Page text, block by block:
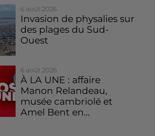
6 août 2026
Invasion de physalies sur
des plages du Sud-
Ouest
6 août 2026
À LA UNE : affaire
Manon Relandeau,
musée cambriolé et
Amel Bent en...